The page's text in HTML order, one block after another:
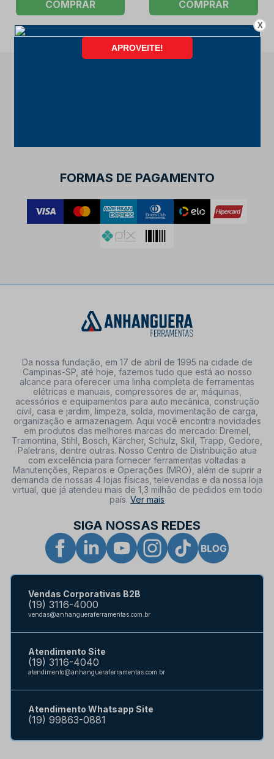
COMPRAR COMPRAR
FORMAS DE PAGAMENTO
Da nossa fundação, em 17 de abril de 1995 na cidade de
Campinas-SP, até hoje, fazemos tudo que está ao nosso
alcance para oferecer uma linha completa de ferramentas
elétricas e manuais, compressores de ar, máquinas,
acessórios e equipamentos para auto mecânica, construção
civil, casa e jardim, limpeza, solda, movimentação de carga,
organização e armazenagem. Aqui você encontra novidades
em produtos das melhores marcas do mercado: Dremel,
Tramontina, Stihl, Bosch, Kärcher, Schulz, Skil, Trapp, Gedore,
Paletrans, dentre outras. Nosso Centro de Distribuição atua
com excelência para fornecer ferramentas voltadas a
Manutenções, Reparos e Operações (MRO), além de suprir a
demanda de nossas 4 lojas físicas, televendas e da nossa loja
virtual, que já atendeu mais de 1,3 milhão de pedidos em todo
país. Ver mais
SIGA NOSSAS REDES
Vendas Corporativas B2B
(19) 3116-4000
vendas@anhangueraferramentas.com.br
Atendimento Site
(19) 3116-4040
atendimento@anhangueraferramentas.com.br
Atendimento Whatsapp Site
(19) 99863-0881
X